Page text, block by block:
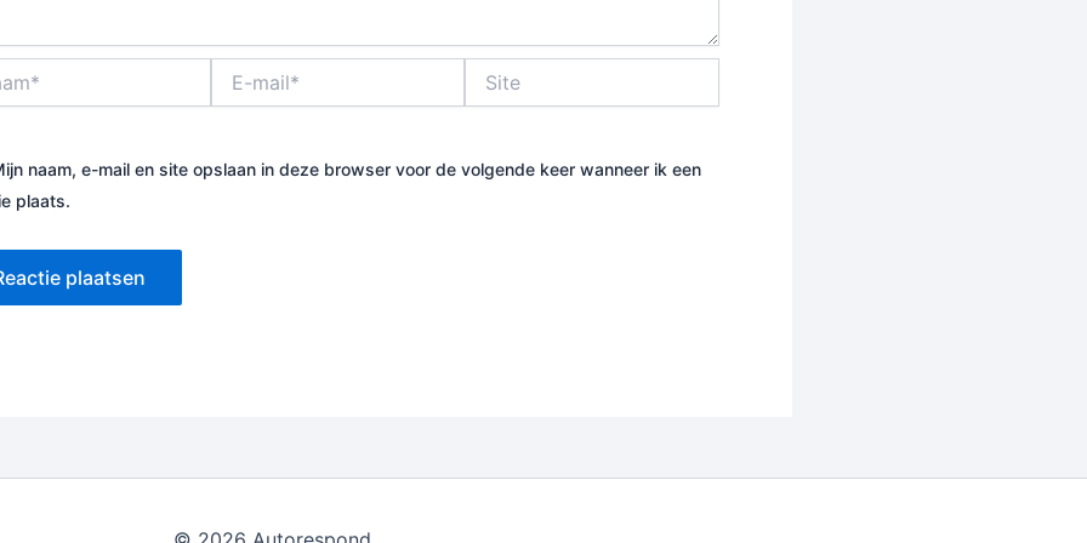
mail*
naam, e-mail en site opslaan in deze browser voor de volgende keer wanneer ik een
plaats.